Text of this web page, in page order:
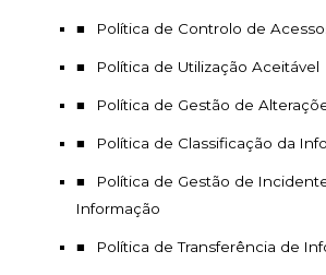
Política de Controlo de
Política de Utilização Aceitável
Política de Gestão de
Política de Classificação da
Política de Gestão de
Informação
Política de Transferência de